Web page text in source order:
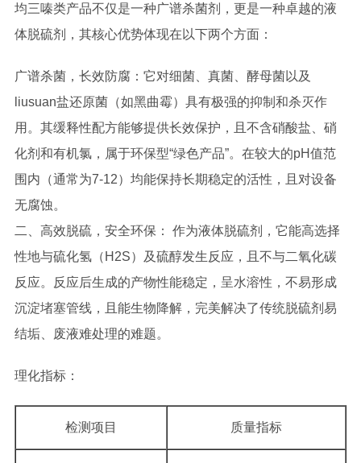
均三嗪类产品不仅是一种广谱杀菌剂，更是一种卓越的液
体脱硫剂，其核心优势体现在以下两个方面：
广谱杀菌，长效防腐：它对细菌、真菌、酵母菌以及
liusuan盐还原菌（如黑曲霉）具有极强的抑制和杀灭作
用。其缓释性配方能够提供长效保护，且不含硝酸盐、硝
化剂和有机氯，属于环保型“绿色产品”。在较大的pH值范
围内（通常为7-12）均能保持长期稳定的活性，且对设备
无腐蚀。
二、高效脱硫，安全环保： 作为液体脱硫剂，它能高选择
性地与硫化氢（H2S）及硫醇发生反应，且不与二氧化碳
反应。反应后生成的产物性能稳定，呈水溶性，不易形成
沉淀堵塞管线，且能生物降解，完美解决了传统脱硫剂易
结垢、废液难处理的难题。
理化指标：
检测项目 质量指标